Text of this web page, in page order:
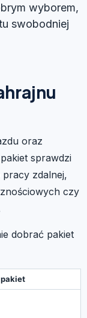
wyborem,
swobodniej
oraz
sprawdzi
zdalnej,
czy
dobrać pakiet